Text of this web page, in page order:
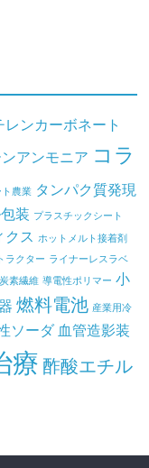
レンカーボネート
アンモニア コラ
農業 タンパク質発現
装 プラスチックシート
クス ホットメルト接着剤
ラクター ライナーレスラベ
素繊維 導電性ポリマー 小
燃料電池 産業用冷
ソーダ 血管造影装
療 酢酸エチル